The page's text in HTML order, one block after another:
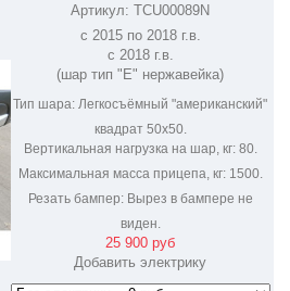
ФАРКОП НА MITSUBISHI OUTLANDER
TCU00089N
Артикул: TCU00089N
с 2015 по 2018 г.в.
с 2018 г.в.
(шар тип "E" нержавейка)
Тип шара: Легкосъёмный "американский"
квадрат 50х50.
Вертикальная нагрузка на шар, кг:80.
Максимальная масса прицепа, кг:1500.
Резать бампер:Вырез в бампере не
виден.
25 900 руб
Добавить электрику